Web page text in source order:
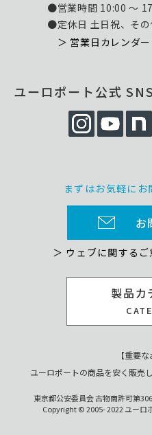
製品カ
●営業時間 10:00 ～
●定休日 土日祝、そ
＞ 営業日カレンダー
ユーロポート公式 SNS
まずはお気軽にお
お
＞ ウェブに関する
【重要
ユーロポートの商品を安く販売
東京都公安委員会 古物商許可第
Copyright © 2005- 2022 ユーロ